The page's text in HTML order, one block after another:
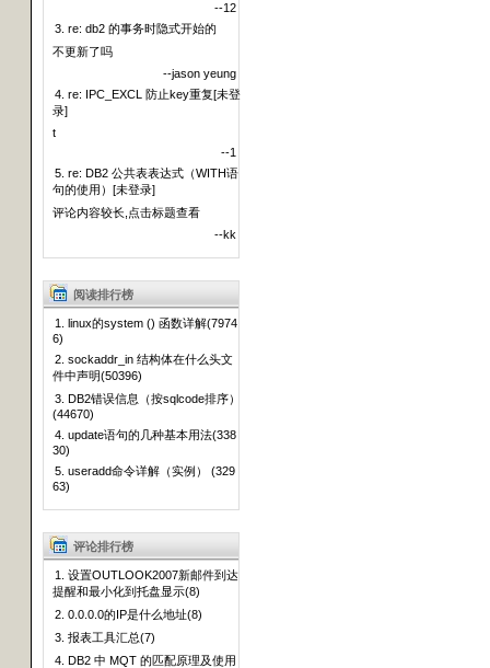
--12
3. re: db2 的事务时隐式开始的
不更新了吗
--jason yeung
4. re: IPC_EXCL 防止key重复[未登
录]
t
--1
5. re: DB2 公共表表达式（WITH语
句的使用）[未登录]
评论内容较长,点击标题查看
--kk
阅读排行榜
1. linux的system () 函数详解(7974
6)
2. sockaddr_in 结构体在什么头文
件中声明(50396)
3. DB2错误信息（按sqlcode排序）
(44670)
4. update语句的几种基本用法(338
30)
5. useradd命令详解（实例） (329
63)
评论排行榜
1. 设置OUTLOOK2007新邮件到达
提醒和最小化到托盘显示(8)
2. 0.0.0.0的IP是什么地址(8)
3. 报表工具汇总(7)
4. DB2 中 MQT 的匹配原理及使用